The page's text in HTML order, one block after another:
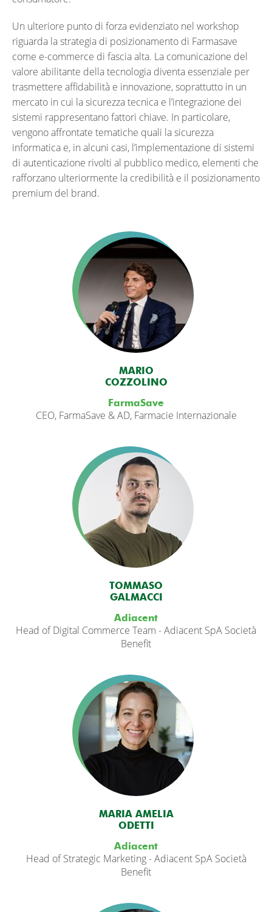
Un ulteriore punto di forza evidenziato nel workshop
riguarda la strategia di posizionamento di Farmasave
come e-commerce di fascia alta. La comunicazione del
valore abilitante della tecnologia diventa essenziale per
trasmettere affidabilità e innovazione, soprattutto in un
mercato in cui la sicurezza tecnica e l’integrazione dei
sistemi rappresentano fattori chiave. In particolare,
vengono affrontate tematiche quali la sicurezza
informatica e, in alcuni casi, l’implementazione di sistemi
di autenticazione rivolti al pubblico medico, elementi che
rafforzano ulteriormente la credibilità e il posizionamento
premium del brand.
MARIO
COZZOLINO
FarmaSave
CEO, FarmaSave & AD, Farmacie Internazionale
TOMMASO
GALMACCI
Adiacent
Head of Digital Commerce Team - Adiacent SpA Società
Benefit
MARIA AMELIA
ODETTI
Adiacent
Head of Strategic Marketing - Adiacent SpA Società
Benefit